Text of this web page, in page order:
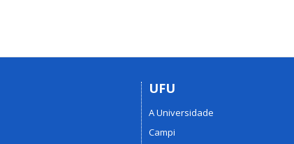
UFU
A Universidade
Campi